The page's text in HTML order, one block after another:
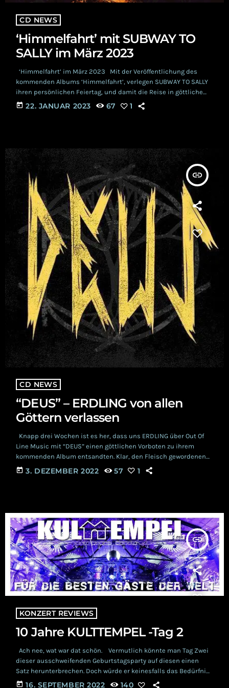
CD NEWS
‘Himmelfahrt’ mit SUBWAY TO
SALLY im März 2023
‘Himmelfahrt’ im März 2023 Mit der Veröffentlichung des
kommenden Albums ‘Himmelfahrt’, verlegen SUBWAY TO SALLY
ihren persönlichen Feiertag, und damit die Reise in göttliche
Herrlichkeitsgefilde, vom Mai in den März vor. Ein wahrlich klug
gewählter Zeitpunkt, denn wer will schon hintenraus in
[…]
today 22. JANUAR 2023 67 1
insert_link
CD NEWS
“DEUS” – ERDLING von allen
Göttern verlassen
Knapp drei Wochen ist es her, dass uns ERDLING über Out Of
Line Music mit “DEUS” einen göttlichen Vorboten zu ihrem
kommenden Album entsandten. Klar, den Fleisch gewordenen
Erdlingen unter euch wird dies nicht entgangen sein. Doch die
Götter, oder aber die RSW-Redaktionellen, müssten verrückt
today 3. DEZEMBER 2022 57 1
insert_link
KONZERT REVIEWS
10 Jahre KULTTEMPEL -Tag 2
Ach nee, wat war dat schön. Vermutlich könnte man Tag Zwei
dieser ausschweifenden Geburtstagsparty auf diesen einen
Satz herunterbrechen. Doch würde er keinesfalls das Bedürfnis
der Autorin stillen, euch allen von jenem wunderbaren Abend
today 16. SEPTEMBER 2022 140